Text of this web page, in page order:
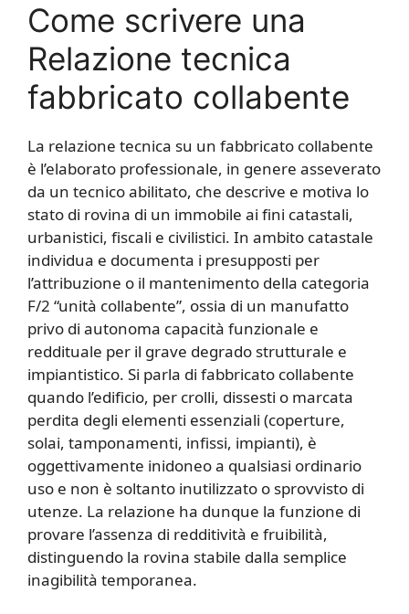
Come scrivere una
Relazione tecnica
fabbricato collabente​
La relazione tecnica su un fabbricato collabente
è l’elaborato professionale, in genere asseverato
da un tecnico abilitato, che descrive e motiva lo
stato di rovina di un immobile ai fini catastali,
urbanistici, fiscali e civilistici. In ambito catastale
individua e documenta i presupposti per
l’attribuzione o il mantenimento della categoria
F/2 “unità collabente”, ossia di un manufatto
privo di autonoma capacità funzionale e
reddituale per il grave degrado strutturale e
impiantistico. Si parla di fabbricato collabente
quando l’edificio, per crolli, dissesti o marcata
perdita degli elementi essenziali (coperture,
solai, tamponamenti, infissi, impianti), è
oggettivamente inidoneo a qualsiasi ordinario
uso e non è soltanto inutilizzato o sprovvisto di
utenze. La relazione ha dunque la funzione di
provare l’assenza di redditività e fruibilità,
distinguendo la rovina stabile dalla semplice
inagibilità temporanea.